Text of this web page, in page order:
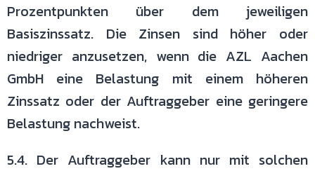
Prozentpunkten über dem jeweiligen
Basiszinssatz. Die Zinsen sind höher oder
niedriger anzusetzen, wenn die AZL Aachen
GmbH eine Belastung mit einem höheren
Zinssatz oder der Auftraggeber eine geringere
Belastung nachweist.
5.4. Der Auftraggeber kann nur mit solchen